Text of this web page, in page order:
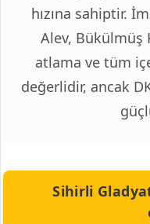
hızına sahiptir.
Alev, Bükülmüş
atlama ve tüm
değerlidir, ancak
Sihirli